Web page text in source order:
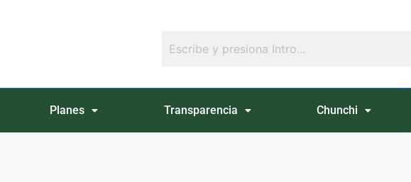
Planes Transparencia Chunchi